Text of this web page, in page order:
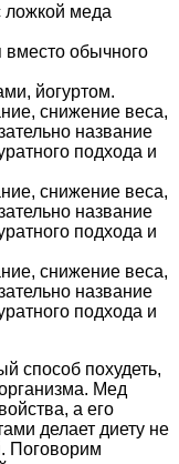
ложкой меда
вместо обычного
йогуртом.
снижение веса,
название
подхода и
снижение веса,
название
подхода и
снижение веса,
название
подхода и
способ похудеть,
Мед
а его
делает диету не
Поговорим